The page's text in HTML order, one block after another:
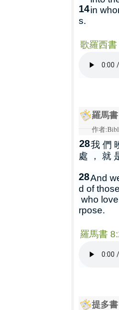
14in
s.
歌羅西
羅馬
作者
28我 們
處 ， 就
28And
d of
who
rpose.
羅馬書
提多